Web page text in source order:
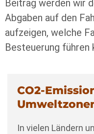
Beitrag werden wir
Abgaben auf den
aufzeigen, welche
Besteuerung führen
CO2-
In vielen Ländern